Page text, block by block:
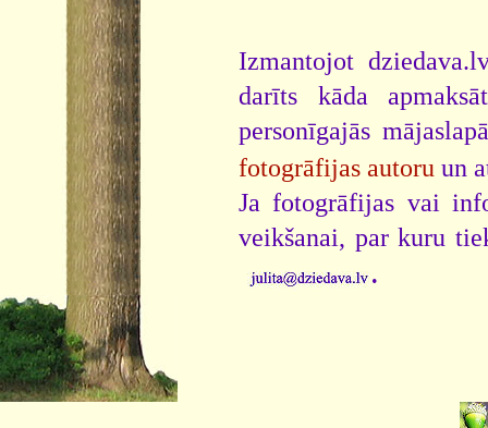
Izmantojot
darīts kāda
personīgajās
fotogrāfijas autoru un
Ja fotogrāfijas vai
veikšanai, par kuru
.